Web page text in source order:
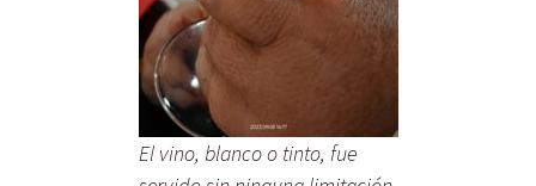
El vino, blanco o tinto, fue